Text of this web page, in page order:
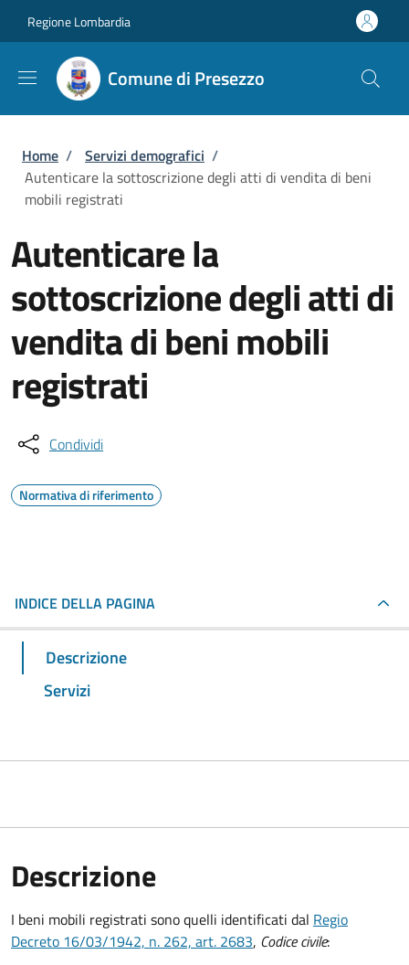
Regione Lombardia
Comune di Presezzo
Briciole di pane
Home / Servizi demografici /
Autenticare la sottoscrizione degli atti di vendita di beni
mobili registrati
Autenticare la
sottoscrizione degli atti di
vendita di beni mobili
registrati
Condividi
Normativa di riferimento
INDICE DELLA PAGINA
Descrizione
Servizi
Descrizione
I beni mobili registrati sono quelli identificati dal Regio
Decreto 16/03/1942, n. 262, art. 2683, Codice civile: